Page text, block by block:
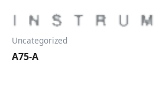
Uncategorized
A75-A